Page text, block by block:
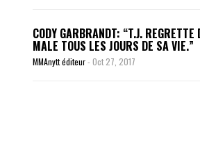
CODY GARBRANDT: “T.J.
MALE TOUS LES JOURS DE SA VIE.”
MMAnytt éditeur- Oct 27, 2017